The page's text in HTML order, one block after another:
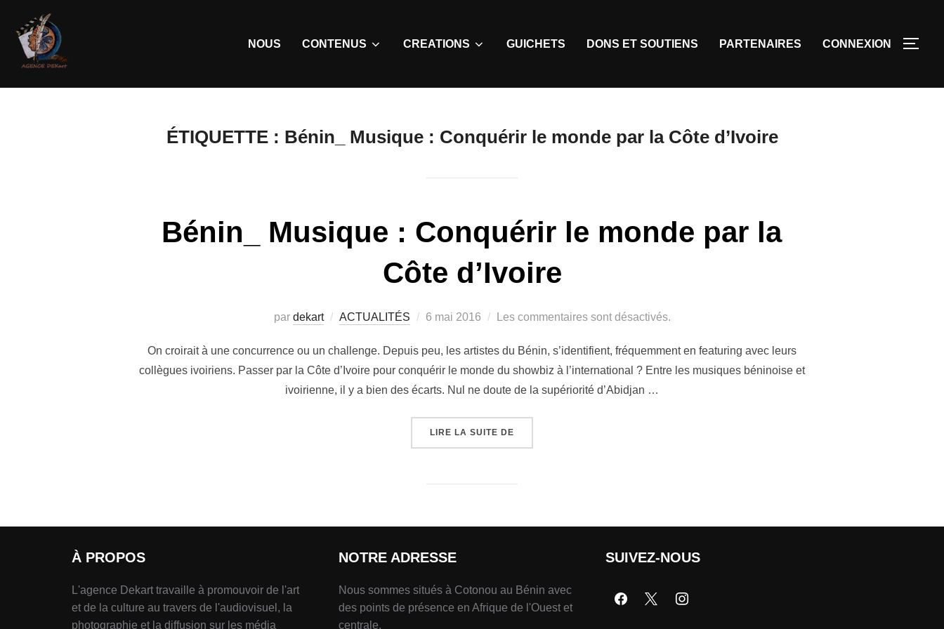
NOUS CONTENUS CREATIONS GUICHETS DONS ET SOUTIENS PARTENAIRES CONNEXION
ÉTIQUETTE : Bénin_ Musique : Conquérir le monde par la Côte d’Ivoire
Bénin_ Musique : Conquérir le monde par la
Côte d’Ivoire
par dekart ACTUALITÉS 6 mai 2016 Les commentaires sont désactivés.
On croirait à une concurrence ou un challenge. Depuis peu, les artistes du Bénin, s’identifient, fréquemment en featuring avec leurs
collègues ivoiriens. Passer par la Côte d’Ivoire pour conquérir le monde du showbiz à l’international ? Entre les musiques béninoise et
ivoirienne, il y a bien des écarts. Nul ne doute de la supériorité d’Abidjan …
LIRE LA SUITE DE
À PROPOS
L'agence Dekart travaille à promouvoir de l'art
et de la culture au travers de l'audiovisuel, la
photographie et la diffusion sur les média
NOTRE ADRESSE
Nous sommes situés à Cotonou au Bénin avec
des points de présence en Afrique de l'Ouest et
centrale.
SUIVEZ-NOUS